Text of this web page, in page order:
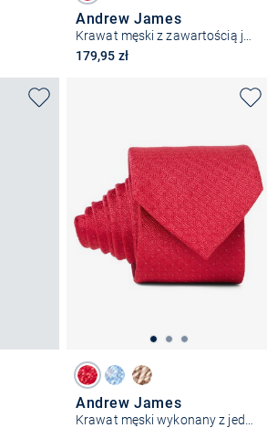
Andrew James
179,95 zł
Andrew James